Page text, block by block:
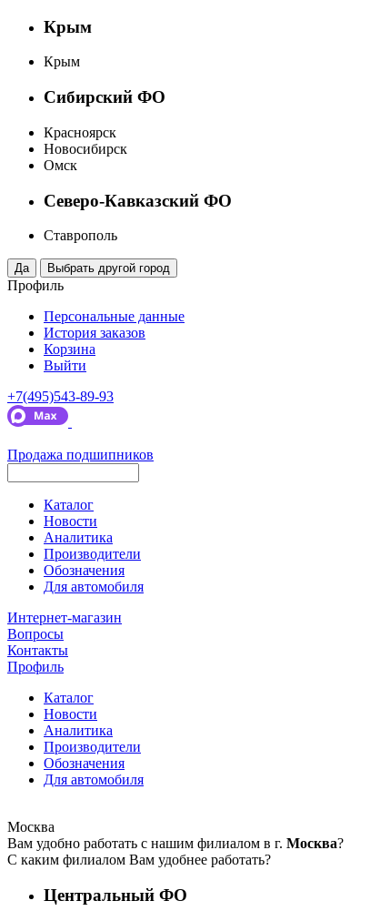
Крым
Крым
Сибирский ФО
Красноярск
Новосибирск
Омск
Северо-Кавказский ФО
Ставрополь
Профиль
Персональные данные
История заказов
Корзина
Выйти
+7(495)543-89-93
Продажа подшипников
Каталог
Новости
Аналитика
Производители
Обозначения
Для автомобиля
Интернет-магазин
Вопросы
Контакты
Профиль
Каталог
Новости
Аналитика
Производители
Обозначения
Для автомобиля
Москва
Вам удобно работать с нашим филиалом в г. Москва?
С каким филиалом Вам удобнее работать?
Центральный ФО